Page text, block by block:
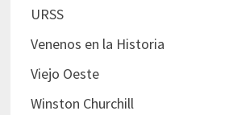
URSS
Venenos en la Historia
Viejo Oeste
Winston Churchill